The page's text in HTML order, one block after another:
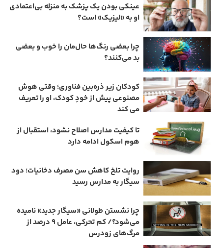
عینکی‌ بودن یک پزشک به منزله بی‌اعتمادی
او به «لیزیک» است؟
چرا بعضی رنگ‌ها حال‌مان را خوب و بعضی
بد می‌کنند؟
کودکان زیر ذره‌بین فناوری؛ وقتی هوش
مصنوعی پیش از خودِ کودک، او را تعریف
می ‌کند
تا کیفیت مدارس اصلاح نشود، استقبال از
هوم ‌اسکول ادامه دارد
روایت تلخ کاهش سن مصرف دخانیات؛ دود
سیگار به مدارس رسید
چرا نشستن طولانی «سیگار جدید» نامیده
می‌شود؟/ کم‌ تحرکی، عامل ۹ درصد از
مرگ‌های زودرس